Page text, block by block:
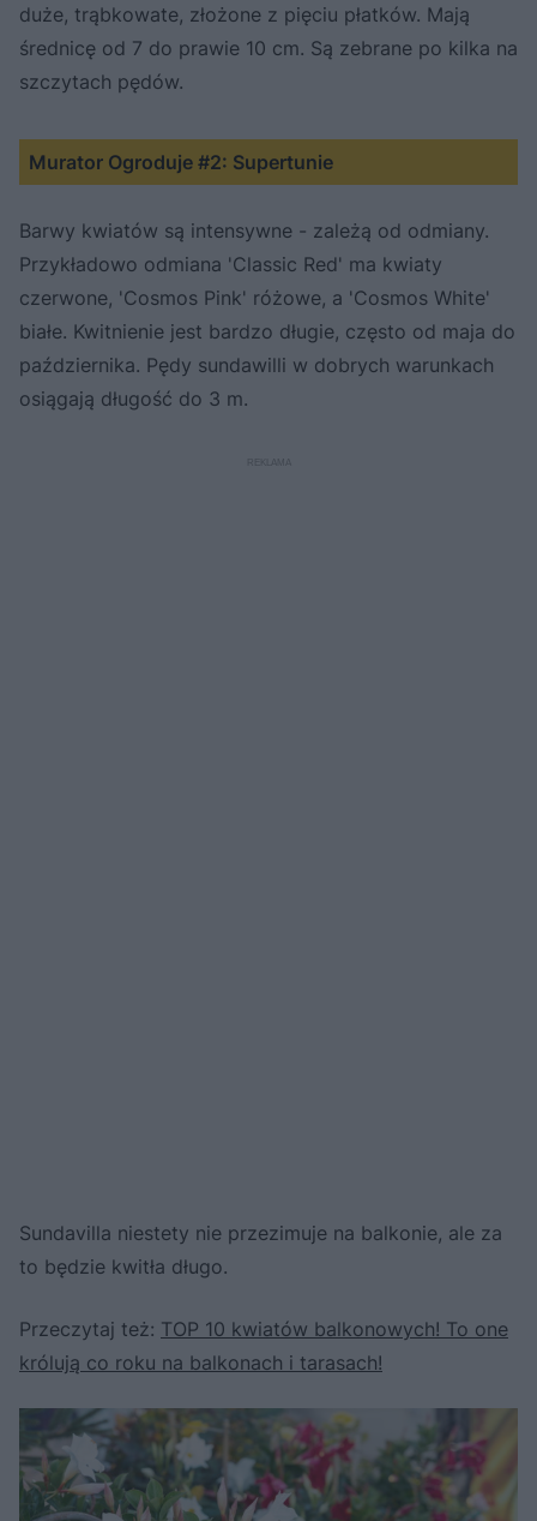
duże, trąbkowate, złożone z pięciu płatków. Mają
średnicę od 7 do prawie 10 cm. Są zebrane po kilka na
szczytach pędów.
Murator Ogroduje #2: Supertunie
Barwy kwiatów są intensywne - zależą od odmiany.
Przykładowo odmiana 'Classic Red' ma kwiaty
czerwone, 'Cosmos Pink' różowe, a 'Cosmos White'
białe. Kwitnienie jest bardzo długie, często od maja do
października. Pędy sundawilli w dobrych warunkach
osiągają długość do 3 m.
Sundavilla niestety nie przezimuje na balkonie, ale za
to będzie kwitła długo.
Przeczytaj też: TOP 10 kwiatów balkonowych! To one
królują co roku na balkonach i tarasach!